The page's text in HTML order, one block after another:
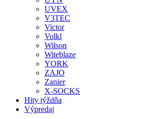
UVEX
V3TEC
Victor
Volkl
Wilson
Witeblaze
YORK
ZAJO
Zanier
X-SOCKS
Hity týždňa
Výpredaj